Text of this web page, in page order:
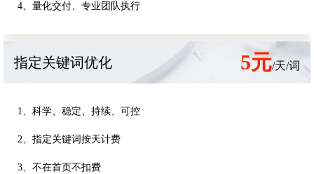
4、量化交付、专业团队执行
指定关键词优化 5元/天/词
1、科学、稳定、持续、可控
2、指定关键词按天计费
3、不在首页不扣费